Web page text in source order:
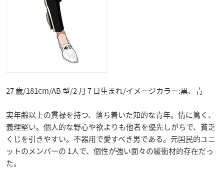
27 歳/181cm/AB 型/2 月 7 日生まれ/イメージカラー:黒、青
実年齢以上の貫禄を持つ、落ち着いた知的な青年。情に篤く、
義理堅い。個人的な野心や欲よりも他者を優先しがちで、貧乏
くじを引きやすい。不器用で愛すべき男である。元国民的ユニ
ットのメンバーの 1人で、個性が強い面々の緩衝材的存在だっ
た。